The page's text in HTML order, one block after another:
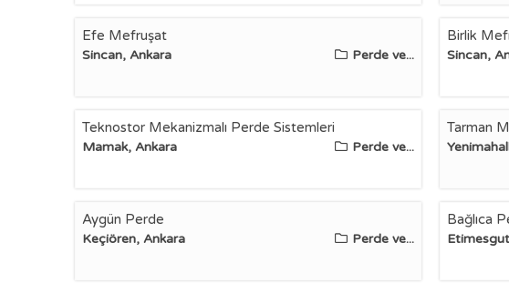
Efe Mefruşat
Sincan, Ankara Perde ve...
Birlik
Sincan,
Teknostor Mekanizmalı Perde Sistemleri
Mamak, Ankara Perde ve...
Tarman
Aygün Perde
Keçiören, Ankara Perde ve...
Bağlıca